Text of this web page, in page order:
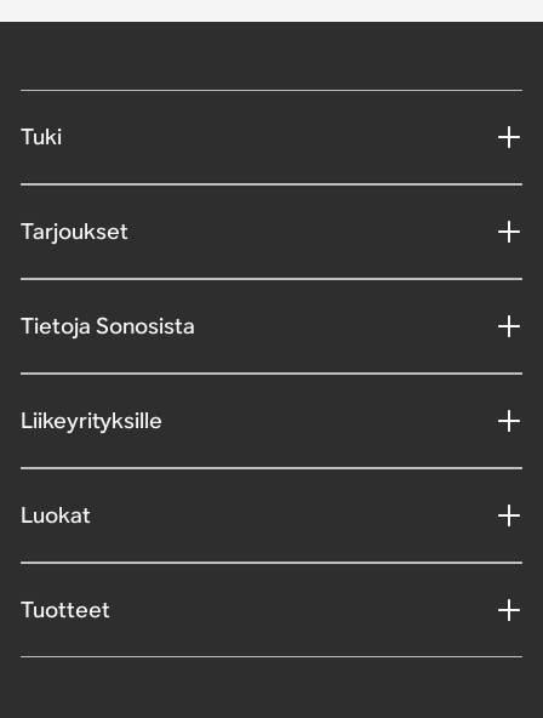
Tuki
Tarjoukset
Tietoja Sonosista
Liikeyrityksille
Luokat
Tuotteet